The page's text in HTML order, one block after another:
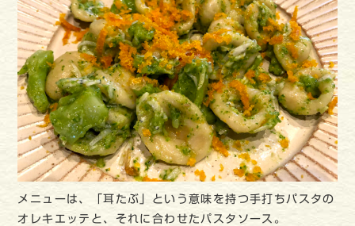
メニューは、「耳たぶ」という意味を持つ手打ちパスタの
オレキエッテと、それに合わせたパスタソース。